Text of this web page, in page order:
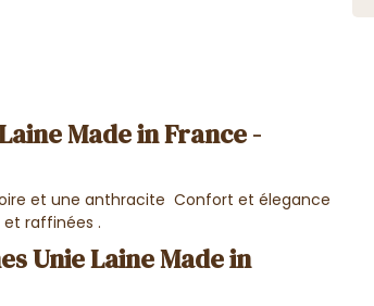
Made in France -
et une anthracite Confort et élegance
raffinées .
Unie Laine Made in